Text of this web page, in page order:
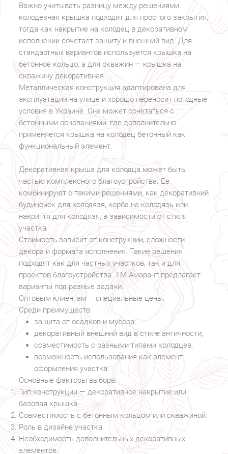
Важно учитывать разницу между решениями.
колодезная крышка подходит для простого закрытия,
тогда как накрытие на колодец в декоративном
исполнении сочетает защиту и внешний вид. Для
стандартных вариантов используется крышка на
бетонное кольцо, а для скважин — крышка на
скважину декоративная.
Металлическая конструкция адаптирована для
эксплуатации на улице и хорошо переносит погодные
условия в Украине. Она может сочетаться с
бетонными основаниями, где дополнительно
применяется крышка на колодец бетонный как
функциональный элемент.
Декоративная крыша для колодца может быть
частью комплексного благоустройства. Ее
комбинируют с такими решениями, как декоративний
будиночок для колодязя, корба на колодязь или
накриття для колодязя, в зависимости от стиля
участка.
Стоимость зависит от конструкции, сложности
декора и формата исполнения. Такие решения
подходят как для частных участков, так и для
проектов благоустройства. ТМ Амарант предлагает
варианты под разные задачи.
Оптовым клиентам – специальные цены.
Среди преимуществ:
защита от осадков и мусора;
декоративный внешний вид в стиле античности;
совместимость с разными типами колодцев;
возможность использования как элемент
оформления участка.
Основные факторы выбора:
Тип конструкции — декоративное накрытие или
базовая крышка.
Совместимость с бетонным кольцом или скважиной.
Роль в дизайне участка.
Необходимость дополнительных декоративных
элементов.